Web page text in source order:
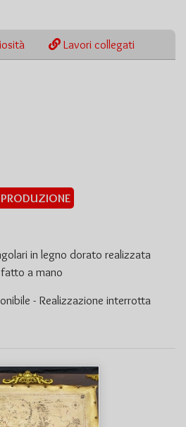
Lavori collegati
in legno dorato realizzata
a mano
- Realizzazione interrotta